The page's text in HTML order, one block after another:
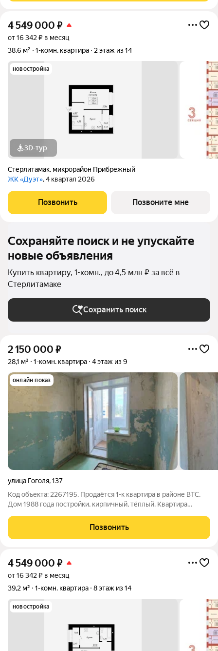
4 549 000 ₽
от 16 342 ₽ в месяц
38,6 м²
1-комн. квартира 2 этаж из 14
новостройка
3D-тур
Стерлитамак, микрорайон Прибрежный
ЖК «Дуэт», 4 квартал 2026
Позвонить Позвоните мне
Сохраняйте поиск и не упускайте
новые объявления
Купить квартиру, 1-комн., до 4,5 млн ₽ за всё в
Стерлитамаке
Сохранить поиск
2 150 000 ₽
28,1 м² 1-комн. квартира 4 этаж из 9
онлайн показ
улица Гоголя,137
Код объекта: 2267195. Продаётся 1-к квартира в районе ВТС.
Дом 1988 года постройки, кирпичный, тёплый. Квартира
к ремонту, под ваш вкус и бюджет Район с развитой
инфраструктурой. В шаговой
Позвонить
4 549 000 ₽
от 16 342 ₽ в месяц
39,2 м²
1-комн. квартира 8 этаж из 14
новостройка